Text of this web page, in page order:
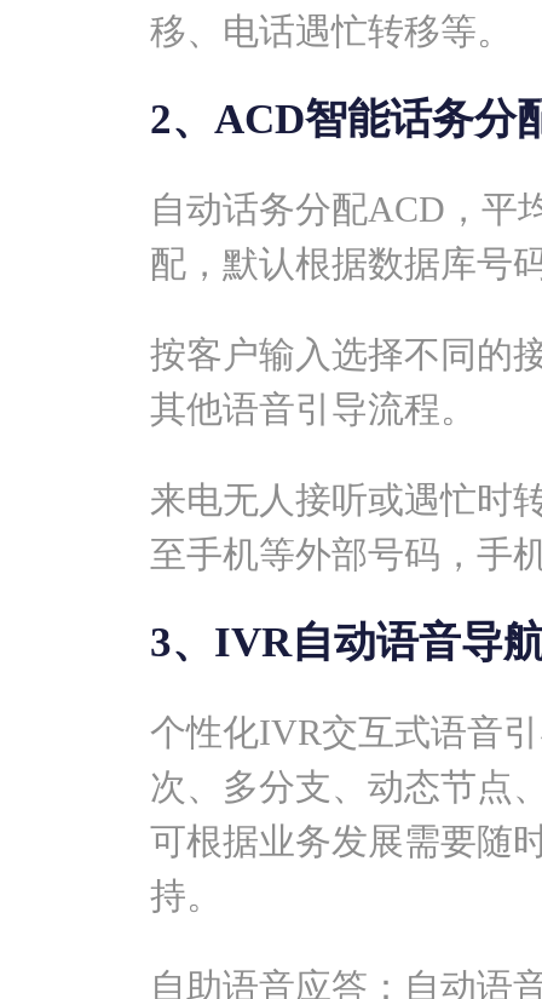
移、电话遇忙转移等。
2、ACD智能话务分
自动话务分配ACD，平
配，默认根据数据库号
按客户输入选择不同的
其他语音引导流程。
来电无人接听或遇忙时
至手机等外部号码，手
3、IVR自动语音导
个性化IVR交互式语音
次、多分支、动态节点
可根据业务发展需要随
持。
自助语音应答：自动语